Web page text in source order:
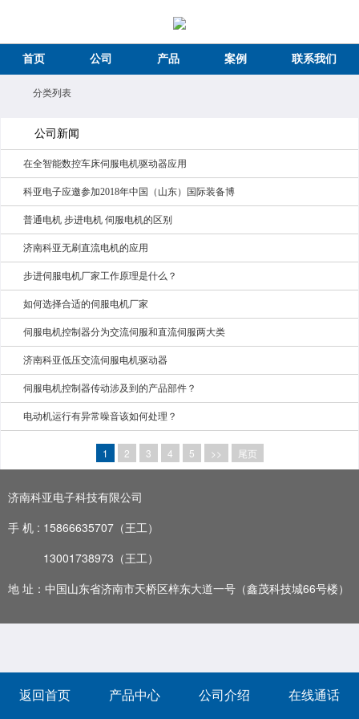
首页 公司 产品 案例 联系我们
分类列表
公司新闻
在全智能数控车床伺服电机驱动器应用
科亚电子应邀参加2018年中国（山东）国际装备博
普通电机 步进电机 伺服电机的区别
济南科亚无刷直流电机的应用
步进伺服电机厂家工作原理是什么？
如何选择合适的伺服电机厂家
伺服电机控制器分为交流伺服和直流伺服两大类
济南科亚低压交流伺服电机驱动器
伺服电机控制器传动涉及到的产品部件？
电动机运行有异常噪音该如何处理？
1 2 3 4 5 >> 尾页
济南科亚电子科技有限公司
手 机 : 15866635707（王工）
13001738973 （王工）
地 址：中国山东省济南市天桥区梓东大道一号（鑫茂科技城66号楼）
返回首页 产品中心 公司介绍 在线通话